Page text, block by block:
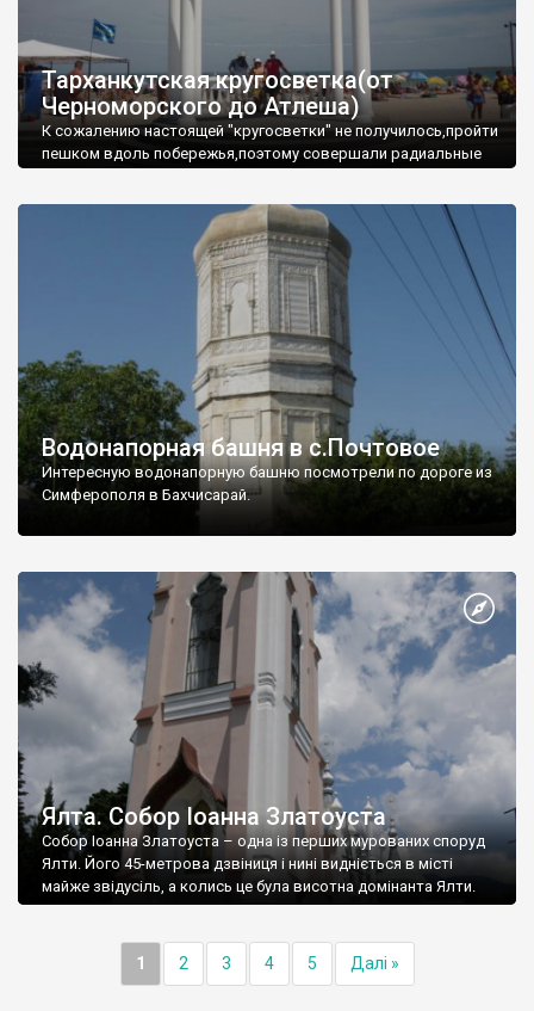
Тарханкутская кругосветка(от
Черноморского до Атлеша)
К сожалению настоящей "кругосветки" не получилось,пройти
пешком вдоль побережья,поэтому совершали радиальные
Водонапорная башня в с.Почтовое
Интересную водонапорную башню посмотрели по дороге из
Симферополя в Бахчисарай.
Ялта. Собор Іоанна Златоуста
Собор Іоанна Златоуста – одна із перших мурованих споруд
Ялти. Його 45-метрова дзвіниця і нині видніється в місті
майже звідусіль, а колись це була висотна домінанта Ялти.
1 2 3 4 5 Далі »